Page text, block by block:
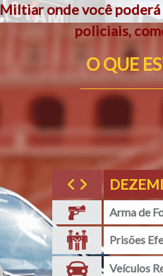
Miltiar onde você
policiais,
O QUE
Arma de
Prisões
Veículos